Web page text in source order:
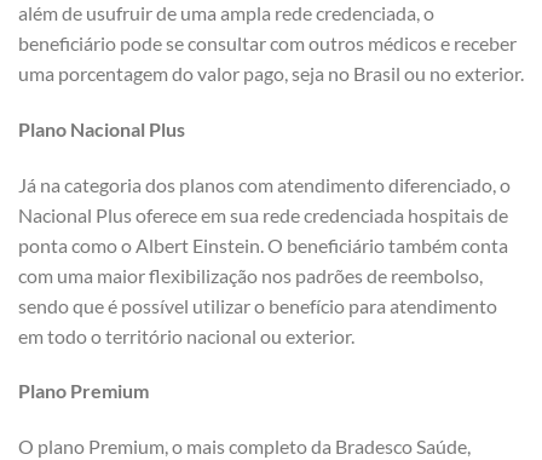
além de usufruir de uma ampla rede credenciada, o
beneficiário pode se consultar com outros médicos e receber
uma porcentagem do valor pago, seja no Brasil ou no exterior.
Plano Nacional Plus
Já na categoria dos planos com atendimento diferenciado, o
Nacional Plus oferece em sua rede credenciada hospitais de
ponta como o Albert Einstein. O beneficiário também conta
com uma maior flexibilização nos padrões de reembolso,
sendo que é possível utilizar o benefício para atendimento
em todo o território nacional ou exterior.
Plano Premium
O plano Premium, o mais completo da Bradesco Saúde,